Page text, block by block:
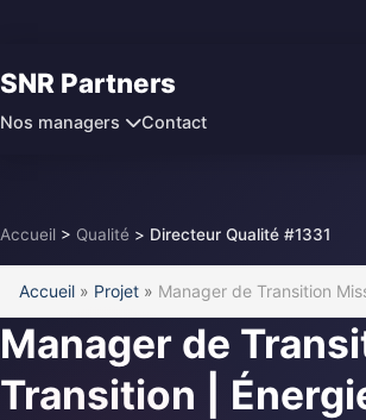
SNR Partners
Nos managers Contact
Accueil > Qualité > Directeur Qualité #1331
Accueil » Projet » Manager de Transition
Manager de
Transition |